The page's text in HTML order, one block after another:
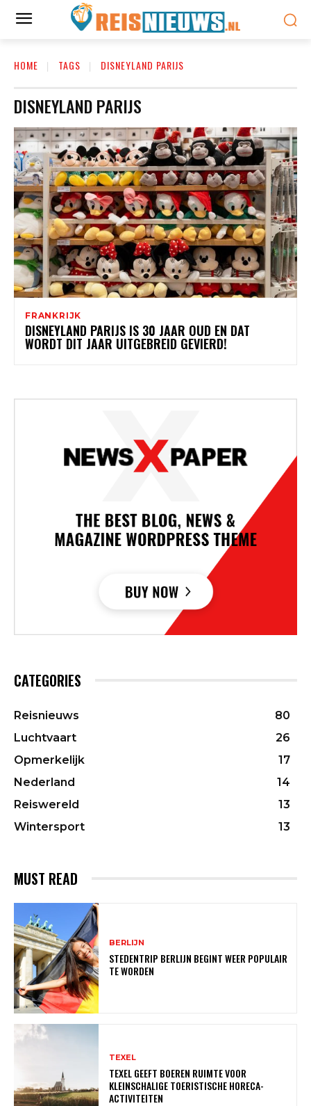
HOME TAGS DISNEYLAND PARIJS
DISNEYLAND PARIJS
FRANKRIJK
DISNEYLAND PARIJS IS 30 JAAR OUD EN DAT
WORDT DIT JAAR UITGEBREID GEVIERD!
CATEGORIES
Reisnieuws
80
Luchtvaart
26
Opmerkelijk
17
Nederland
14
Reiswereld
13
Wintersport
13
MUST READ
BERLIJN
STEDENTRIP BERLIJN BEGINT WEER POPULAIR
TE WORDEN
TEXEL
TEXEL GEEFT BOEREN RUIMTE VOOR
KLEINSCHALIGE TOERISTISCHE HORECA-
ACTIVITEITEN